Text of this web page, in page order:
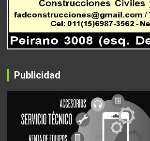
Publicidad